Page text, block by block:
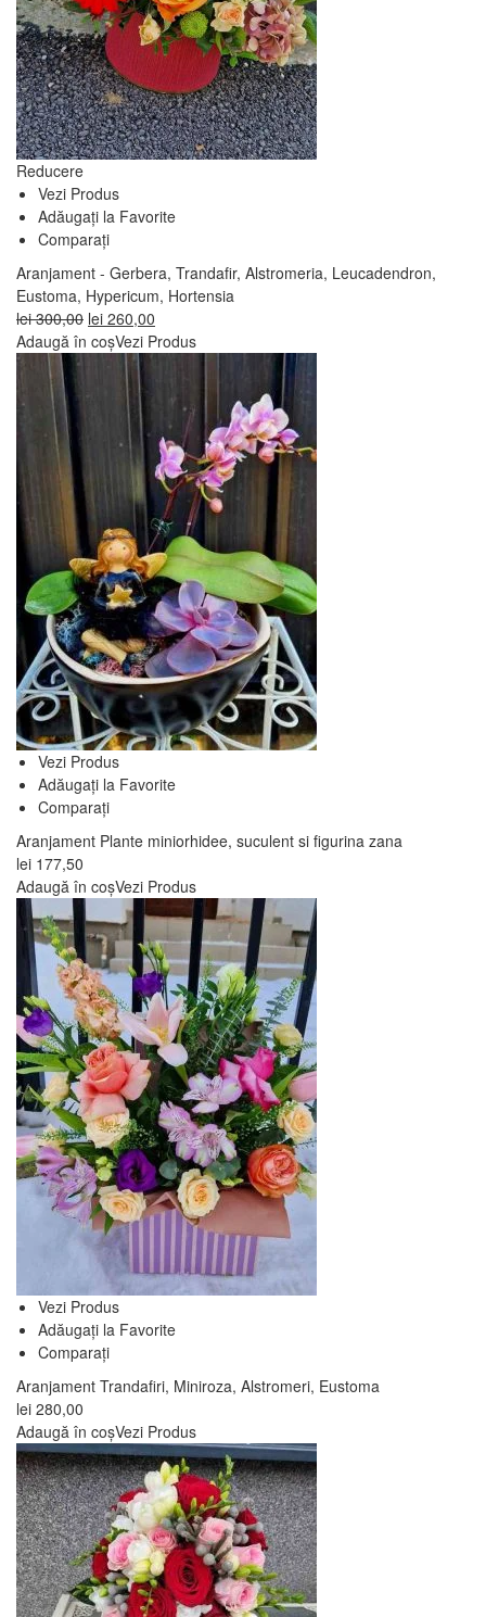
Reducere
Vezi Produs
Adăugați la Favorite
Comparați
Aranjament - Gerbera, Trandafir, Alstromeria, Leucadendron,
Eustoma, Hypericum, Hortensia
lei300,00 Prețul
inițial
lei 300,00.
lei 260,00
curent
Adaugă în coșVezi Produs
Vezi Produs
Adăugați la Favorite
Comparați
Aranjament Plante miniorhidee, suculent si figurina zana
lei 177,50
Adaugă în coșVezi Produs
Vezi Produs
Adăugați la Favorite
Comparați
Aranjament Trandafiri, Miniroza, Alstromeri, Eustoma
lei 280,00
Adaugă în coșVezi Produs